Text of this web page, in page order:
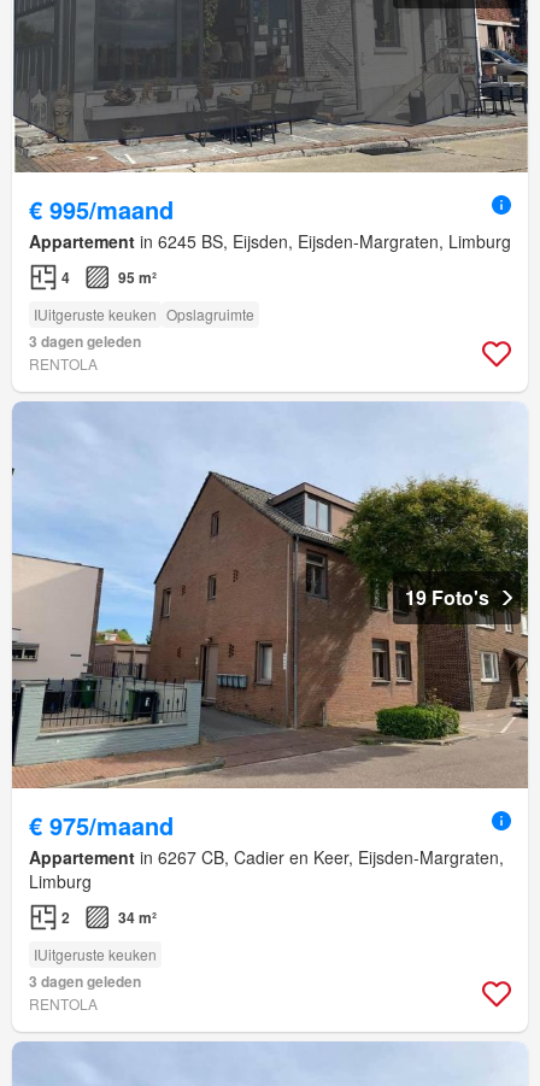
€ 995/maand
Appartement in 6245 BS, Eijsden, Eijsden-Margraten, Limburg
4 95 m²
IUitgeruste keuken Opslagruimte
3 dagen geleden
RENTOLA
19 Foto's
€ 975/maand
Appartement in 6267 CB, Cadier en Keer, Eijsden-Margraten,
Limburg
2 34 m²
IUitgeruste keuken
3 dagen geleden
RENTOLA